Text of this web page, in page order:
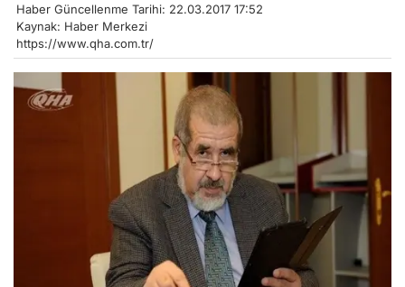
Haber Güncellenme Tarihi: 22.03.2017 17:52
Kaynak: Haber Merkezi
https://www.qha.com.tr/